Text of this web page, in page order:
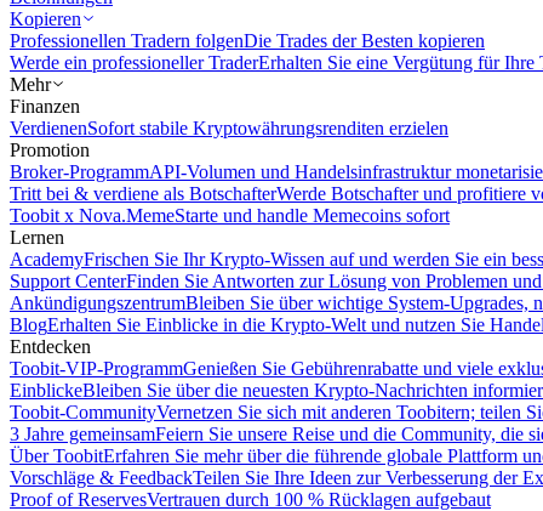
Kopieren
Professionellen Tradern folgenDie Trades der Besten kopieren
Werde ein professioneller TraderErhalten Sie eine Vergütung für Ihre
Mehr
Finanzen
VerdienenSofort stabile Kryptowährungsrenditen erzielen
Promotion
Broker-ProgrammAPI-Volumen und Handelsinfrastruktur
Tritt bei & verdiene als BotschafterWerde Botschafter und profitiere
Toobit x Nova.MemeStarte und handle Memecoins sofort
Lernen
AcademyFrischen Sie Ihr Krypto-Wissen auf und werden Sie ein
Support CenterFinden Sie Antworten zur Lösung von Problemen
AnkündigungszentrumBleiben Sie über wichtige System-Upgrades,
BlogErhalten Sie Einblicke in die Krypto-Welt und nutzen Sie
Entdecken
Toobit-VIP-ProgrammGenießen Sie Gebührenrabatte und viele
EinblickeBleiben Sie über die neuesten Krypto-Nachrichten
Toobit-CommunityVernetzen Sie sich mit anderen Toobitern; teilen
3 Jahre gemeinsamFeiern Sie unsere Reise und die Community, die
Über ToobitErfahren Sie mehr über die führende globale Plattform
Vorschläge & FeedbackTeilen Sie Ihre Ideen zur Verbesserung der
Proof of ReservesVertrauen durch 100 % Rücklagen aufgebaut